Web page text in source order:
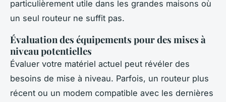
particulièrement utile dans les grandes maisons où
un seul routeur ne suffit pas.
Évaluation des équipements pour des mises à
niveau potentielles
Évaluer votre matériel actuel peut révéler des
besoins de mise à niveau. Parfois, un routeur plus
récent ou un modem compatible avec les dernières